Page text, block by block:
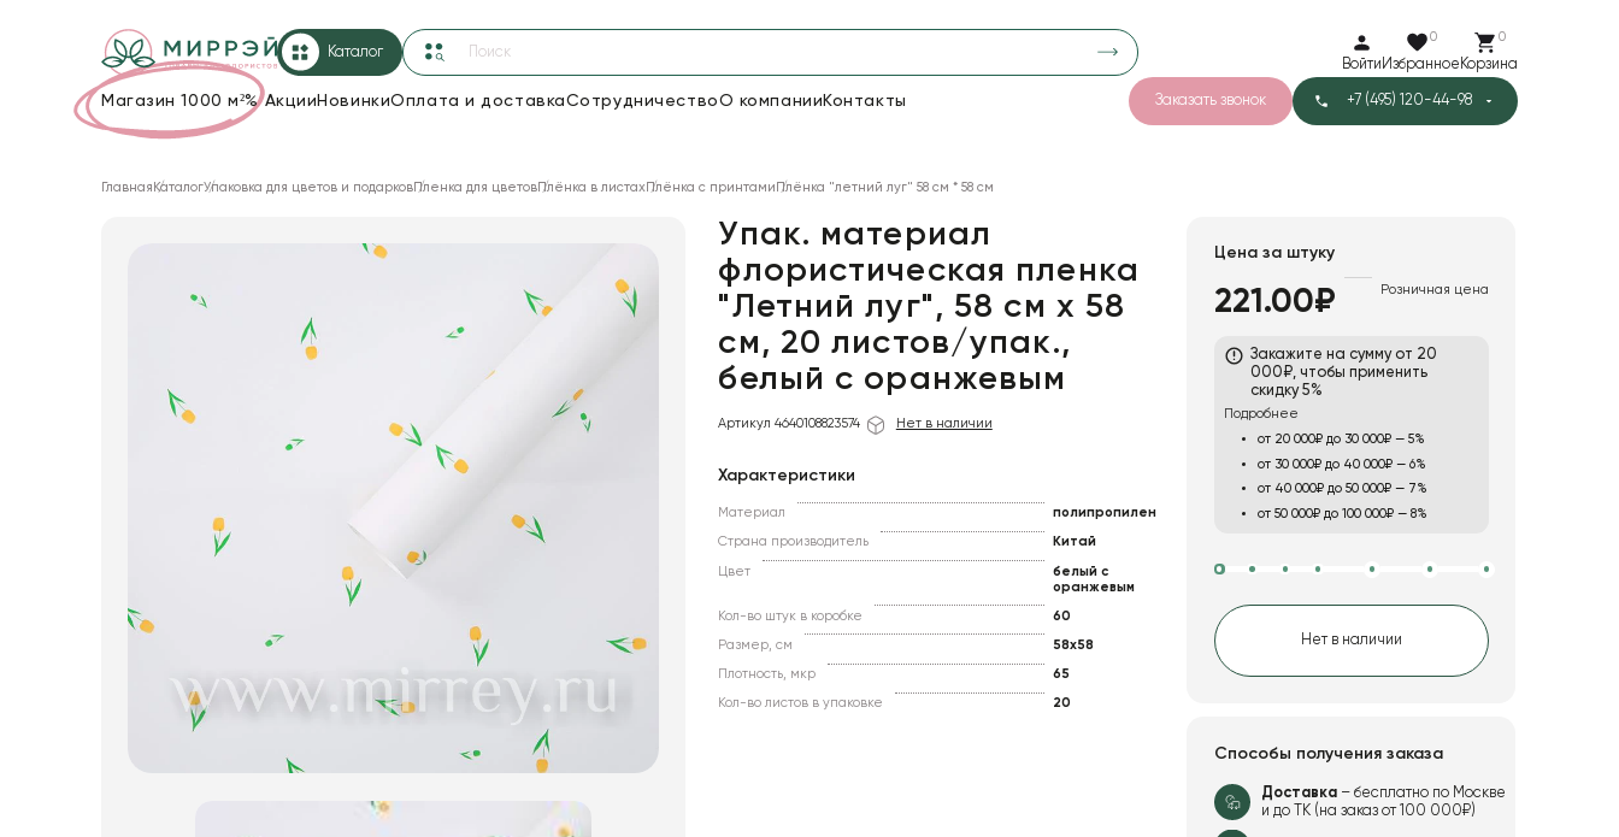
Каталог
Войти
0
Избранное
0
Корзина
Магазин 1000 м²%Акции НовинкиОплата и доставкаСотрудничествоО компании Контакты Заказать звонок +7 (495) 120-44-98
18
Сетка 6
Коробки для цветов
Товары для флористов
Искусственные цветы и растения
Главная КаталогУпаковка для цветов и подарковПленка для цветовПлёнка в листахПлёнка с принтами Плёнка "летний луг" 58 см * 58 см
Упак. материал
флористическая пленка
"Летний луг", 58 см х 58
см, 20 листов/упак.,
белый с оранжевым
Артикул 4640108823574 Нет в наличии
Характеристики
Материал полипропилен
Страна производитель Китай
Цвет
белый с
оранжевым
Кол-во штук в коробке 60
Размер, см 58x58
Плотность, мкр 65
Кол-во листов в упаковке 20
Цена за штуку
221.00₽ Розничная цена
Закажите на сумму от 20
000₽, чтобы применить
скидку 5%
Подробнее
от 20 000₽ до 30 000₽ — 5%
от 30 000₽ до 40 000₽ — 6%
от 40 000₽ до 50 000₽ — 7%
от 50 000₽ до 100 000₽ — 8%
Нет в наличии
Способы получения заказа
Доставка– бесплатно по Москве
и до ТК (на заказ от 100 000₽)